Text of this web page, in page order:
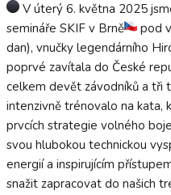
V úterý 6. května 2025
semináře SKIF v Brně
pod
dan), vnučky legendárního
poprvé zavítala do České
celkem devět závodníků a tři
intenzivně trénovalo na kata,
prvcích strategie volného
svou hlubokou technickou
energií a inspirujícím
snažit zapracovat do našich